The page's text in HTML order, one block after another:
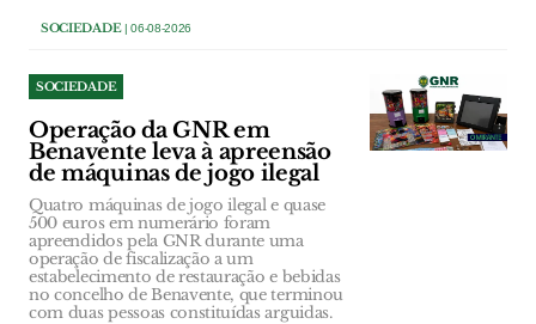
SOCIEDADE| 06-08-2026
SOCIEDADE
Operação da GNR em
Benavente leva à apreensão
de máquinas de jogo ilegal
Quatro máquinas de jogo ilegal e quase
500 euros em numerário foram
apreendidos pela GNR durante uma
operação de fiscalização a um
estabelecimento de restauração e bebidas
no concelho de Benavente, que terminou
com duas pessoas constituídas arguidas.